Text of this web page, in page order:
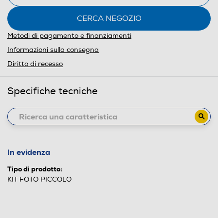
CERCA NEGOZIO
Metodi di pagamento e finanziamenti
Informazioni sulla consegna
Diritto di recesso
Specifiche tecniche
In evidenza
Tipo di prodotto:
KIT FOTO PICCOLO